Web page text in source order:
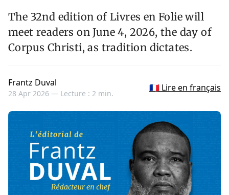
The 32nd edition of Livres en Folie will
meet readers on June 4, 2026, the day of
Corpus Christi, as tradition dictates.
Frantz Duval
28 Apr 2026 — Lecture : 2 min.
🇫🇷 Lire en français